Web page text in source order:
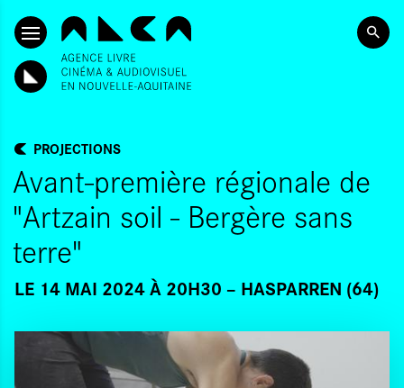
ALLER AU CONTENU PRINCIPAL
PROJECTIONS
Avant-première régionale de
"Artzain soil - Bergère sans
terre"
LE 14 MAI 2024 À 20H30 HASPARREN (64)